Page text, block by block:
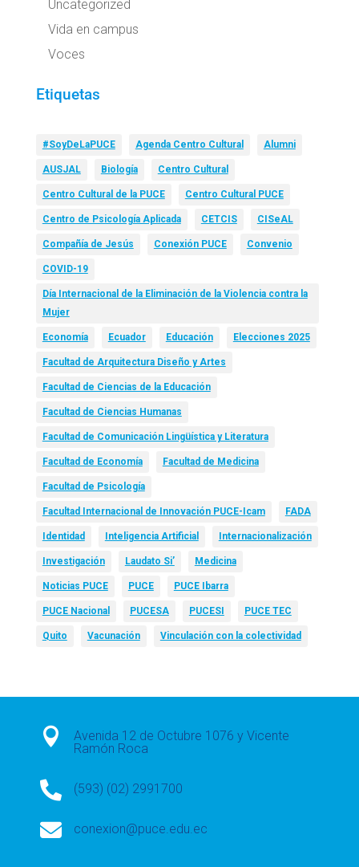
Uncategorized
Vida en campus
Voces
Etiquetas
#SoyDeLaPUCE Agenda Centro Cultural Alumni
AUSJAL Biología Centro Cultural
Centro Cultural de la PUCE Centro Cultural PUCE
Centro de Psicología Aplicada CETCIS CISeAL
Compañía de Jesús Conexión PUCE Convenio
COVID-19
Día Internacional de la Eliminación de la Violencia contra la
Mujer
Economía Ecuador Educación Elecciones 2025
Facultad de Arquitectura Diseño y Artes
Facultad de Ciencias de la Educación
Facultad de Ciencias Humanas
Facultad de Comunicación Lingüística y Literatura
Facultad de Economía Facultad de Medicina
Facultad de Psicología
Facultad Internacional de Innovación PUCE-Icam FADA
Identidad Inteligencia Artificial Internacionalización
Investigación Laudato Si’ Medicina
Noticias PUCE PUCE PUCE Ibarra
PUCE Nacional PUCESA PUCESI PUCE TEC
Quito Vacunación Vinculación con la colectividad

Avenida 12 de Octubre 1076 y Vicente
Ramón Roca
 (593) (02) 2991700
 conexion@puce.edu.ec